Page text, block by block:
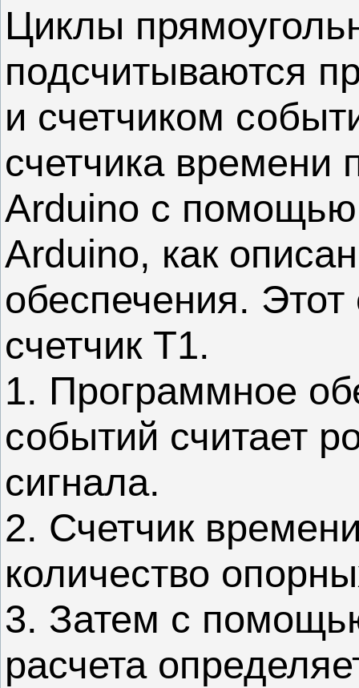
Циклы
подсчитываются
и счетчиком
счетчика времени
Arduino с
Arduino, как
обеспечения. Этот
счетчик Т1.
1. Программное
событий считает
сигнала.
2. Счетчик
количество
3. Затем с
расчета